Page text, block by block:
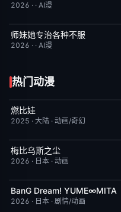
2026 · · AI漫
完结
师妹她专治各种不服
2026 · · AI漫
热门动漫
HD国语
燃比娃
2025 · 大陆 · 动画/奇幻
更新至第05集
梅比乌斯之尘
2026 · 日本 · 动画
更新至第08集 7.0
BanG Dream! YUME∞MITA
2026 · 日本 · 剧情/动画